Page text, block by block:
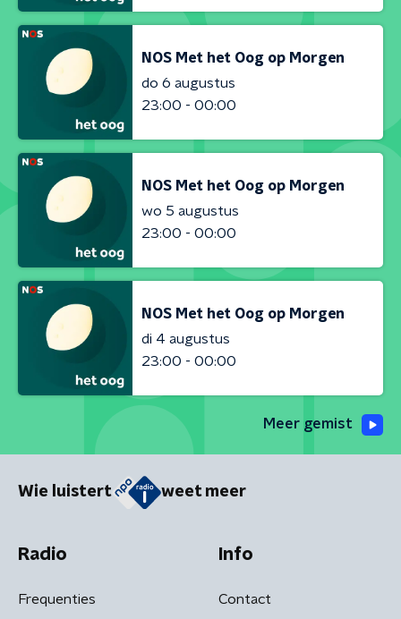
NOS Met het Oog op Morgen
do 6 augustus
23:00 - 00:00
NOS Met het Oog op Morgen
wo 5 augustus
23:00 - 00:00
NOS Met het Oog op Morgen
di 4 augustus
23:00 - 00:00
Meer gemist
Wie luistert weet meer
Radio
Frequenties
Info
Contact